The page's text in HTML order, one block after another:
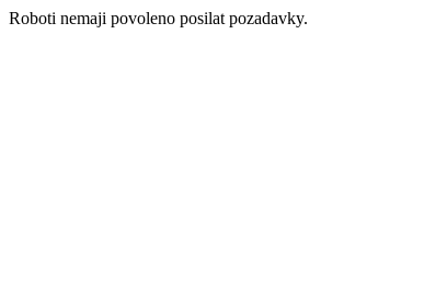
Roboti nemaji povoleno posilat pozadavky.